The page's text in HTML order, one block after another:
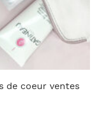
de coeur ventes